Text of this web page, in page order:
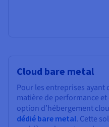
Cloud bare metal
Pour les entreprises ayant
matière de performance
option d’hébergement
dédié bare metal. Cette